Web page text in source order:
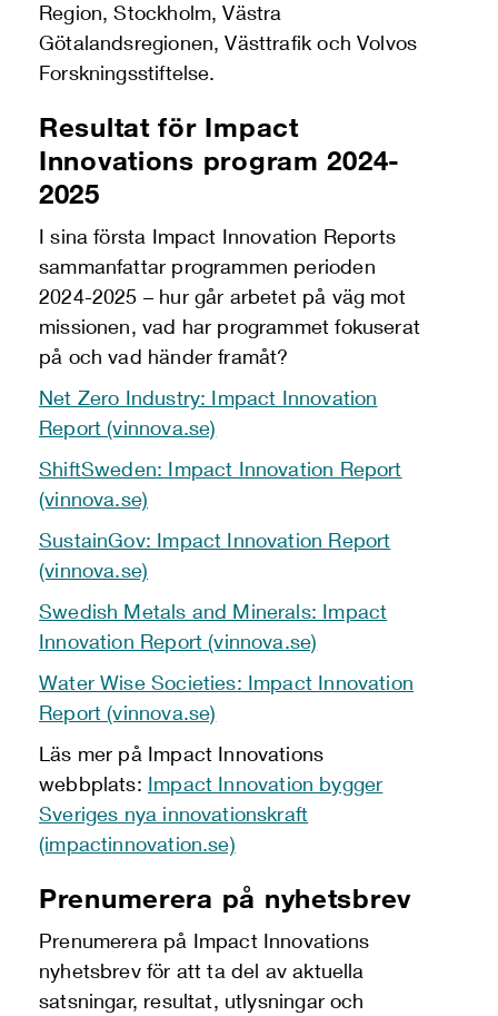
Region, Stockholm, Västra
Götalandsregionen, Västtrafik och Volvos
Forskningsstiftelse.
Resultat för Impact
Innovations program 2024-
2025
I sina första Impact Innovation Reports
sammanfattar programmen perioden
2024-2025 – hur går arbetet på väg mot
missionen, vad har programmet fokuserat
på och vad händer framåt?
Net Zero Industry: Impact Innovation
Report (vinnova.se)
ShiftSweden: Impact Innovation Report
(vinnova.se)
SustainGov: Impact Innovation Report
(vinnova.se)
Swedish Metals and Minerals: Impact
Innovation Report (vinnova.se)
Water Wise Societies: Impact Innovation
Report (vinnova.se)
Läs mer på Impact Innovations
webbplats: Impact Innovation bygger
Sveriges nya innovationskraft
(impactinnovation.se)
Prenumerera på nyhetsbrev
Prenumerera på Impact Innovations
nyhetsbrev för att ta del av aktuella
satsningar, resultat, utlysningar och